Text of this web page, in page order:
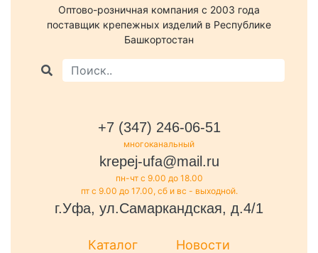
Оптово-розничная компания c 2003 года
поставщик крепежных изделий в Республике
Башкортостан
+7 (347) 246-06-51
многоканальный
krepej-ufa@mail.ru
пн-чт с 9.00 до 18.00
пт с 9.00 до 17.00, сб и вс - выходной.
г.Уфа, ул.Самаркандская, д.4/1
Каталог
Новости